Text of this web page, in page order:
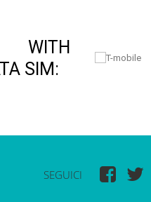
WITH
SIM:
SEGUICI